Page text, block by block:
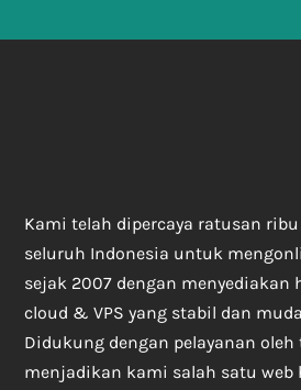
Kami telah dipercaya ratusan
seluruh Indonesia untuk
sejak 2007 dengan menyediakan
cloud & VPS yang stabil dan
Didukung dengan pelayanan
menjadikan kami salah satu web